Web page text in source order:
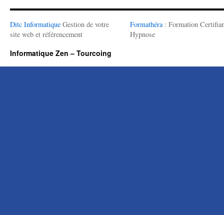
Ditc Informatique Gestion de votre
site web et référencement
Formathéra: Formation
Hypnose
Informatique Zen – Tourcoing